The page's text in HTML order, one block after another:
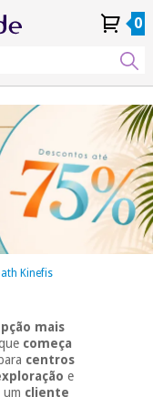
0
Kinefis
mais
começa
centros
e
um cliente